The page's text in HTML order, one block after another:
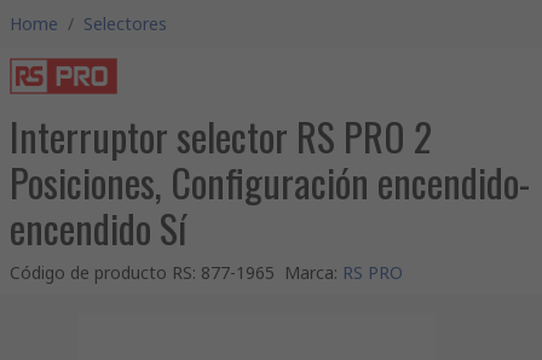
Home / Selectores
Interruptor selector RS PRO 2
Posiciones, Configuración encendido-
encendido Sí
Código de producto RS: 877-1965 Marca: RS PRO